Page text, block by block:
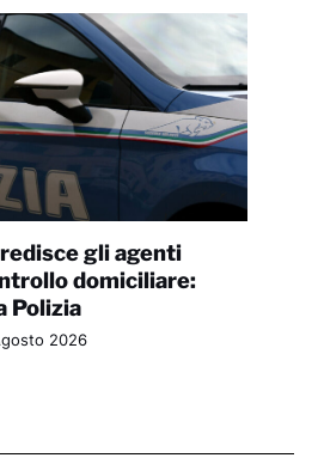
gli agenti
domiciliare:
Polizia
2026